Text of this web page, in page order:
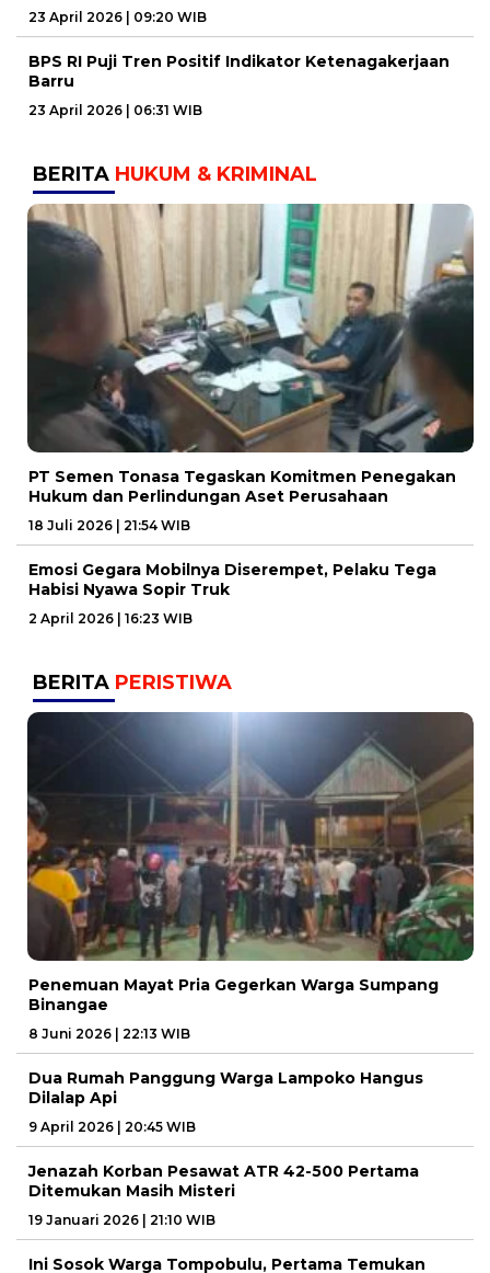
23 April 2026 | 09:20 WIB
BPS RI Puji Tren Positif Indikator Ketenagakerjaan
Barru
23 April 2026 | 06:31 WIB
BERITA HUKUM & KRIMINAL
PT Semen Tonasa Tegaskan Komitmen Penegakan
Hukum dan Perlindungan Aset Perusahaan
18 Juli 2026 | 21:54 WIB
Emosi Gegara Mobilnya Diserempet, Pelaku Tega
Habisi Nyawa Sopir Truk
2 April 2026 | 16:23 WIB
BERITA PERISTIWA
Penemuan Mayat Pria Gegerkan Warga Sumpang
Binangae
8 Juni 2026 | 22:13 WIB
Dua Rumah Panggung Warga Lampoko Hangus
Dilalap Api
9 April 2026 | 20:45 WIB
Jenazah Korban Pesawat ATR 42-500 Pertama
Ditemukan Masih Misteri
19 Januari 2026 | 21:10 WIB
Ini Sosok Warga Tompobulu, Pertama Temukan